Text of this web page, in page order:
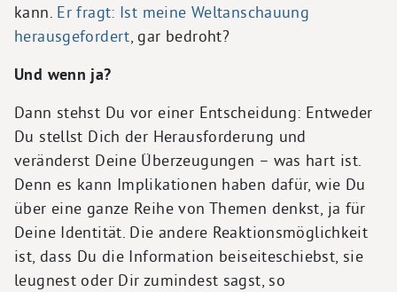
kann. Er fragt: Ist meine Weltanschauung
herausgefordert, gar bedroht?
Und wenn ja?
Dann stehst Du vor einer Entscheidung: Entweder
Du stellst Dich der Herausforderung und
veränderst Deine Überzeugungen – was hart ist.
Denn es kann Implikationen haben dafür, wie Du
über eine ganze Reihe von Themen denkst, ja für
Deine Identität. Die andere Reaktionsmöglichkeit
ist, dass Du die Information beiseiteschiebst, sie
leugnest oder Dir zumindest sagst, so